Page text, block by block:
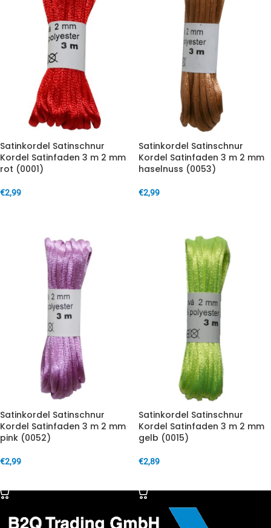
Satinkordel Satinschnur
Kordel Satinfaden 3 m 2 mm
rot (0001)
€2,99
Satinkordel Satinschnur
Kordel Satinfaden 3 m 2 mm
haselnuss (0053)
€2,99
Satinkordel Satinschnur
Kordel Satinfaden 3 m 2 mm
pink (0052)
€2,99
Satinkordel Satinschnur
Kordel Satinfaden 3 m 2 mm
gelb (0015)
€2,89